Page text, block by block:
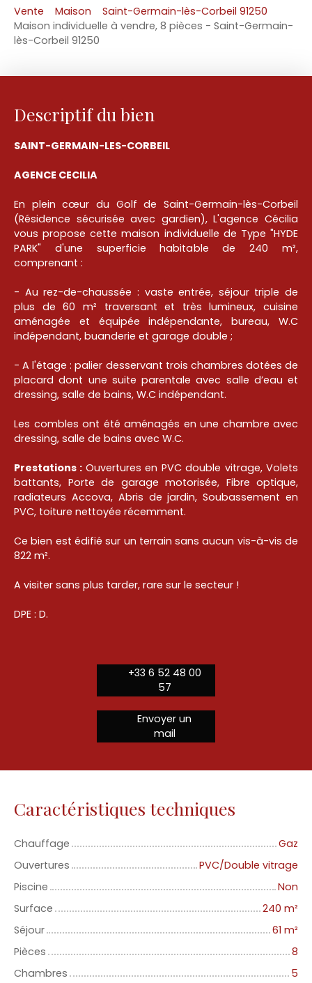
Vente Maison
Saint-Germain-lès-Corbeil 91250
Maison individuelle à vendre, 8 pièces - Saint-Germain-
lès-Corbeil 91250
Descriptif du bien
SAINT-GERMAIN-LES-CORBEIL
AGENCE CECILIA
En plein cœur du Golf de Saint-Germain-lès-Corbeil
(Résidence sécurisée avec gardien), L'agence Cécilia
vous propose cette maison individuelle de Type "HYDE
PARK" d'une superficie habitable de 240 m²,
comprenant :
- Au rez-de-chaussée : vaste entrée, séjour triple de
plus de 60 m² traversant et très lumineux, cuisine
aménagée et équipée indépendante, bureau, W.C
indépendant, buanderie et garage double ;
- A l'étage : palier desservant trois chambres dotées de
placard dont une suite parentale avec salle d’eau et
dressing, salle de bains, W.C indépendant.
Les combles ont été aménagés en une chambre avec
dressing, salle de bains avec W.C.
Prestations : Ouvertures en PVC double vitrage, Volets
battants, Porte de garage motorisée, Fibre optique,
radiateurs Accova, Abris de jardin, Soubassement en
PVC, toiture nettoyée récemment.
Ce bien est édifié sur un terrain sans aucun vis-à-vis de
822 m².
A visiter sans plus tarder, rare sur le secteur !
DPE : D.
+33 6 52 48 00
57
Envoyer un
mail
Caractéristiques techniques
Chauffage
Gaz
Ouvertures
PVC/Double vitrage
Piscine
Non
Surface
240 m²
Séjour
61 m²
Pièces
8
Chambres
5